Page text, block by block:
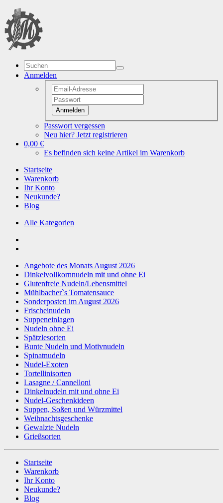
Anmelden
Anmelden
Passwort vergessen
Neu hier? Jetzt registrieren
0,00 €
Es befinden sich keine Artikel im Warenkorb
Startseite
Warenkorb
Ihr Konto
Neukunde?
Blog
Alle Kategorien
Angebote des Monats August 2026
Dinkelvollkornnudeln mit und ohne Ei
Glutenfreie Nudeln/Lebensmittel
Mühlbacher`s Tomatensauce
Sonderposten im August 2026
Frischeinudeln
Suppeneinlagen
Nudeln ohne Ei
Spätzlesorten
Bunte Nudeln und Motivnudeln
Spinatnudeln
Nudel-Exoten
Tortellinisorten
Lasagne / Cannelloni
Dinkelnudeln mit und ohne Ei
Nudel-Geschenkideen
Suppen, Soßen und Würzmittel
Weihnachtsgeschenke
Gewalzte Nudeln
Grießsorten
Startseite
Warenkorb
Ihr Konto
Neukunde?
Blog